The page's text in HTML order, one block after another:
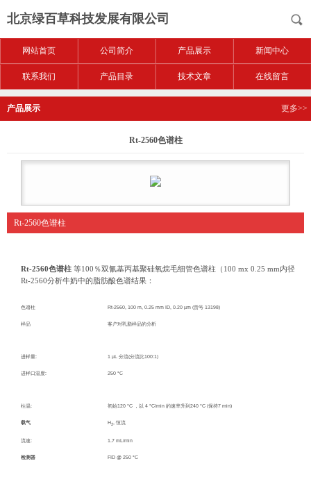
北京绿百草科技发展有限公司
网站首页 公司简介 产品展示 新闻中心
联系我们 产品目录 技术文章 在线留言
产品展示 更多>>
Rt-2560色谱柱
Rt-2560色谱柱
Rt-2560色谱柱 等100 ％双氰基丙基聚硅氧烷毛细管色谱柱（ 100 mx 0.25 mm内径，
Rt-2560分析牛奶中的脂肪酸色谱结果：
色谱柱 Rt-2560, 100 m, 0.25 mm ID, 0.20 µm (货号 13198)
样品 客户对乳脂样品的分析
进样量: 1 µL 分流(分流比100:1)
进样口温度: 250 °C
柱温: 初始120 °C ，以 4 °C/min 的速率升到240 °C (保持7 min)
载气 H2 恒流
流速: 1.7 mL/min
检测器 FID @ 250 °C